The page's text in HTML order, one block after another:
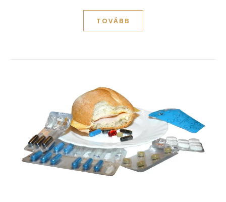
TOVÁBB